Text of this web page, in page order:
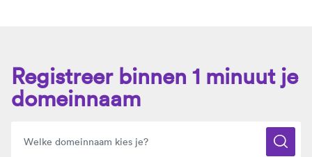
Registreer binnen 1 minuut je
domeinnaam